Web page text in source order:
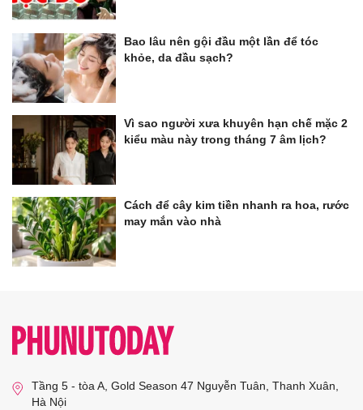
Bao lâu nên gội đầu một lần để tóc
khỏe, da đầu sạch?
Vì sao người xưa khuyên hạn chế mặc 2
kiểu màu này trong tháng 7 âm lịch?
Cách để cây kim tiền nhanh ra hoa, rước
may mắn vào nhà
Tầng 5 - tòa A, Gold Season 47 Nguyễn Tuân, Thanh Xuân,
Hà Nội